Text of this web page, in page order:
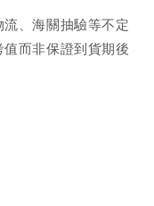
、海關抽驗等不定
而非保證到貨期後